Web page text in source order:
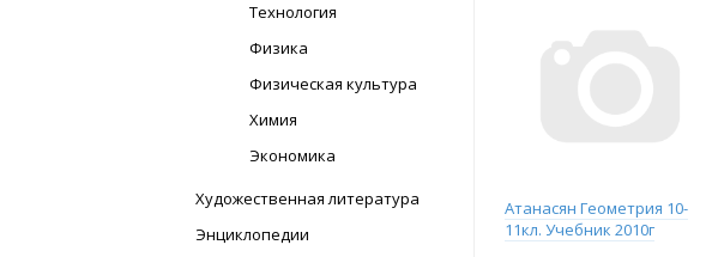
Технология
Физика
Физическая культура
Химия
Экономика
Художественная литература
Энциклопедии
Атанасян Геометрия 10-
11кл. Учебник 2010г